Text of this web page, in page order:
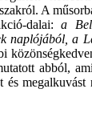
A
dalai:a
naplójából, a
abból,
és